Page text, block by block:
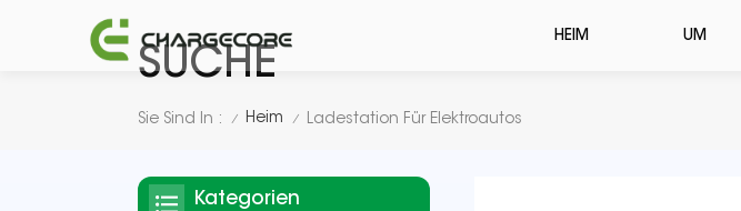
HEIM UM
SUCHE
Sie Sind In : / Heim / Ladestation Für Elektroautos
Kategorien